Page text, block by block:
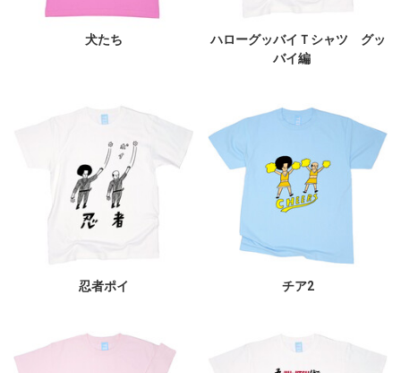
犬たち
ハローグッバイＴシャツ グッ
バイ編
忍者ポイ チア2